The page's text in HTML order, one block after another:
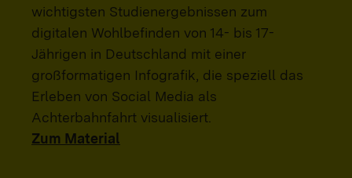
wichtigsten Studienergebnissen zum
digitalen Wohlbefinden von 14- bis 17-
Jährigen in Deutschland mit einer
großformatigen Infografik, die speziell das
Erleben von Social Media als
Achterbahnfahrt visualisiert.
Zum Material